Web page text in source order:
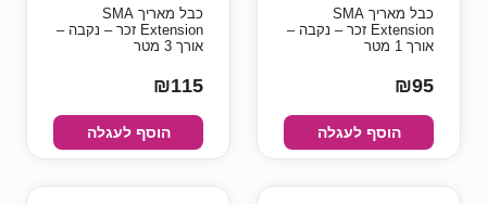
כבל מאריך SMA
Extension זכר – נקבה –
אורך 1 מטר
₪95
הוסף לעגלה
כבל מאריך SMA
Extension זכר – נקבה –
אורך 3 מטר
₪115
הוסף לעגלה